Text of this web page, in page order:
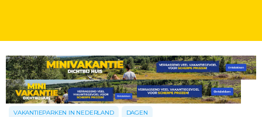
VAKANTIEPARKEN IN NEDERLAND DAGEN